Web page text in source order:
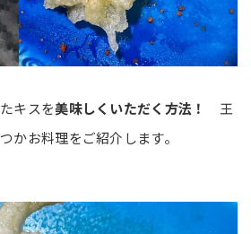
キスを美味しくいただく方法！
王
かお料理をご紹介します。